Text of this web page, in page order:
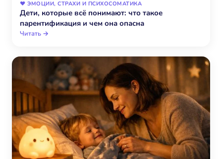
❤️ ЭМОЦИИ, СТРАХИ И ПСИХОСОМАТИКА
Дети, которые всё понимают: что такое
парентификация и чем она опасна
Читать →